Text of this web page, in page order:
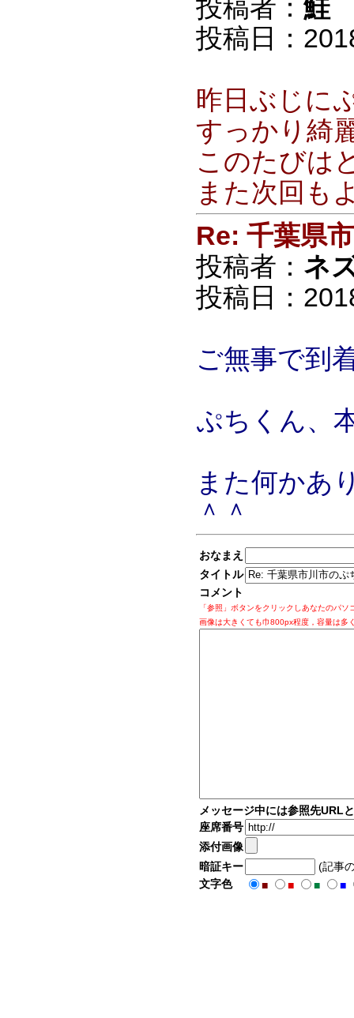
投稿者： 鮭
投稿日：
昨日ぶじに
すっかり綺
このたびは
また次回も
Re: 千葉県
投稿者： ネ
投稿日：
ご無事で到
ぷちくん、
また何かあ
＾＾
おなまえ
タイトル
コメント
「参照」ボタンをクリックしあなたのパ
画像は大きくても巾800px程度，容量は多
メッセージ中には参照先URL
座席番号
添付画像
暗証キー
(記事
文字色
■ ■ ■ ■